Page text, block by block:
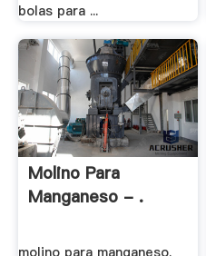
bolas para ...
Molino Para
Manganeso - .